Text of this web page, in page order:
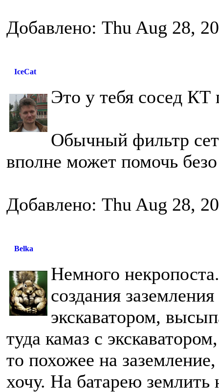
Добавлено: Thu Aug 28,
IceCat
Это у тебя сосед
Обычный фильтр
вполне может помочь безо
Добавлено: Thu Aug 28,
Belka
Немного
создания
экскаватором,
туда камаз с
то похожее на
хочу. На батарею землить